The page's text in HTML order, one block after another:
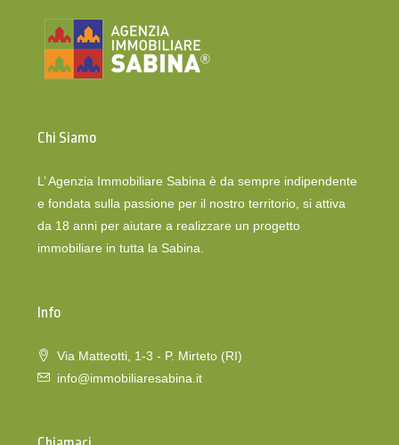
Chi Siamo
L’ Agenzia Immobiliare Sabina è da sempre indipendente
e fondata sulla passione per il nostro territorio, si attiva
da 18 anni per aiutare a realizzare un progetto
immobiliare in tutta la Sabina.
Info
Via Matteotti, 1-3 - P. Mirteto (RI)
info@immobiliaresabina.it